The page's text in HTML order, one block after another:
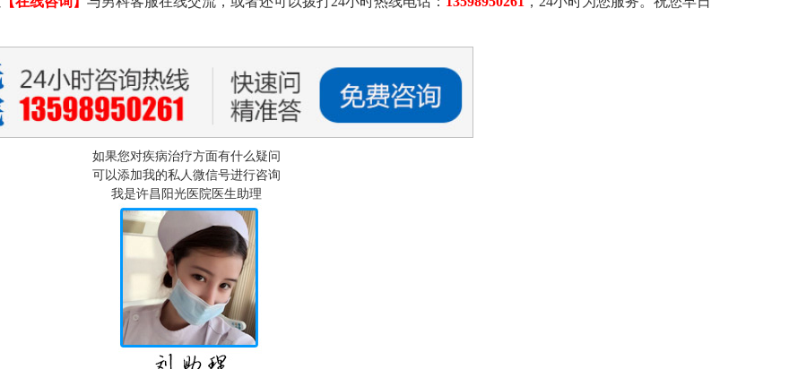
如果您对疾病治疗方面有什么疑问
可以添加我的私人微信号进行咨询
我是许昌阳光医院医生助理